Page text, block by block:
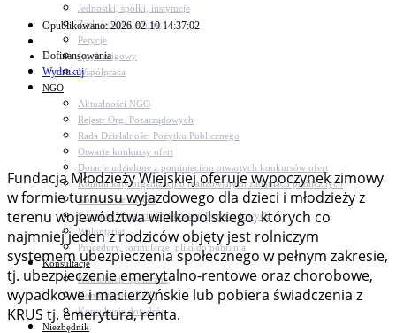
Jednostki, spółki, instytucje
Zasłużeni dla gminy
Petycje
Język migowy
Współpraca
NGO
Aktualności NGO
Rejestr Org. Pozarządowych
Rada Działalności Pożytku Publicznego
Otwarte konkursy ofert
Dotacje udzielone z pominięciem otwartych konkursów ofert
Komunikaty organizacji o realizowanych zadaniach publicznych
Konsultacje z NGO
Centrum Wsparcia Organizacji Pozarządowych
Wolontariat
Procedury, formularze, pliki do pobrania
Konsultacje
Konsultacje społeczne
Konsultacje z NGO
Konsultacje dot. dróg
Niezbędnik
Opublikowano: 2026-02-10 14:37:02
Dofinansowania
Wydrukuj
Fundacja Młodzieży Wiejskiej oferuje wypoczynek zimowy
w formie turnusu wyjazdowego dla dzieci i młodzieży z
terenu województwa wielkopolskiego, których co
najmniej jeden z rodziców objęty jest rolniczym
systemem ubezpieczenia społecznego w pełnym zakresie,
tj. ubezpieczenie emerytalno-rentowe oraz chorobowe,
wypadkowe i macierzyńskie lub pobiera świadczenia z
KRUS tj. emerytura, renta.